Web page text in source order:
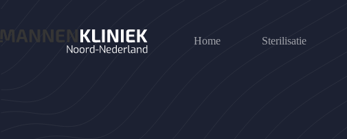
de
inhoud
Home Sterilisatie